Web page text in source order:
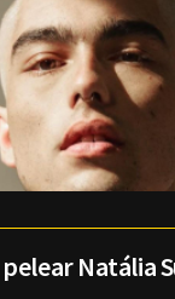
pelear Natália